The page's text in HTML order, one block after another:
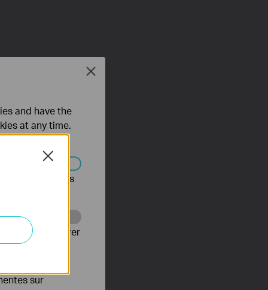
Close
and have the
at any time.
être désactivés
pour améliorer
sur
Close